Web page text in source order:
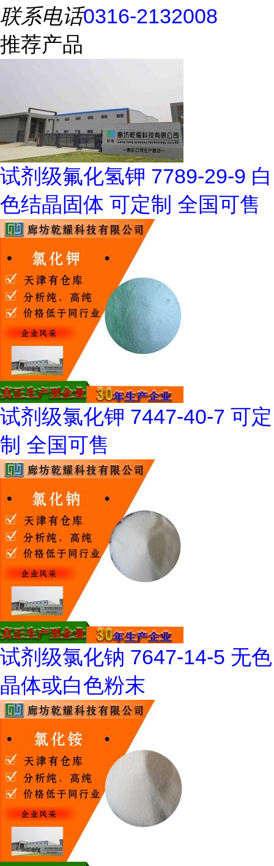
联系电话0316-2132008
推荐产品
试剂级氟化氢钾 7789-29-9 白
色结晶固体 可定制 全国可售
试剂级氯化钾 7447-40-7 可定
制 全国可售
试剂级氯化钠 7647-14-5 无色
晶体或白色粉末